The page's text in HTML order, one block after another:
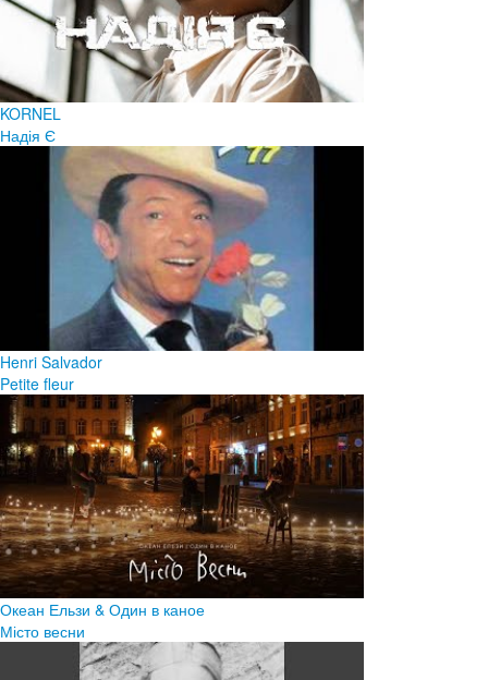
KORNEL
Надія Є
Henri Salvador
Petite fleur
Океан Ельзи & Один в каное
Місто весни